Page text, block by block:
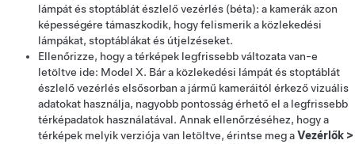
lámpát és stoptáblát észlelő vezérlés (béta): a kamerák azon
képességére támaszkodik, hogy felismerik a közlekedési
lámpákat, stoptáblákat és útjelzéseket.
Ellenőrizze, hogy a térképek legfrissebb változata van-e
letöltve ide: Model X. Bár a közlekedési lámpát és stoptáblát
észlelő vezérlés elsősorban a jármű kameráitól érkező vizuális
adatokat használja, nagyobb pontosság érhető el a legfrissebb
térképadatok használatával. Annak ellenőrzéséhez, hogy a
térképek melyik verziója van letöltve, érintse meg aVezérlők >